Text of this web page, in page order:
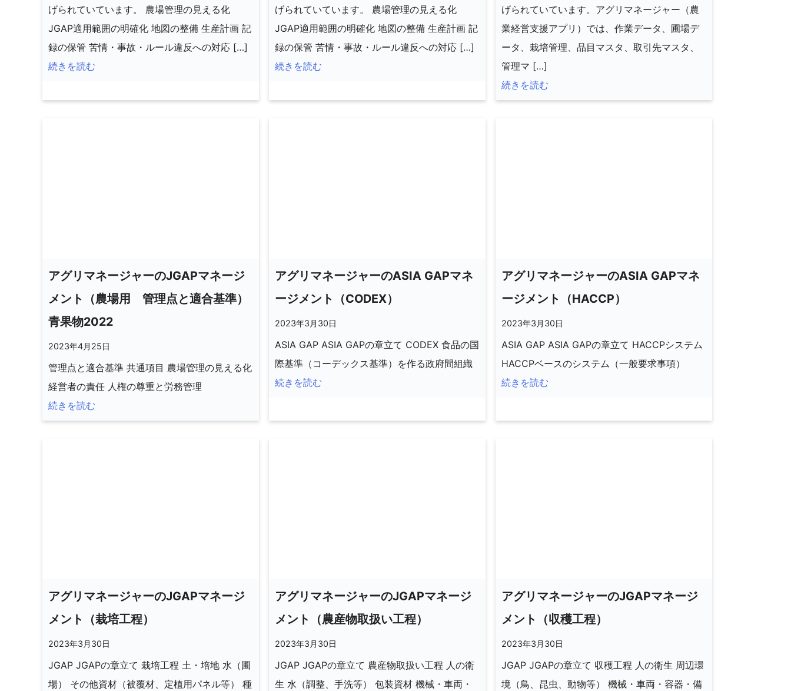
げられていています。 農場管理の見える化
JGAP適用範囲の明確化 地図の整備 生産計画 記
録の保管 苦情・事故・ルール違反への対応 […]
続きを読む
げられていています。 農場管理の見える化
JGAP適用範囲の明確化 地図の整備 生産計画 記
録の保管 苦情・事故・ルール違反への対応 […]
続きを読む
げられていています。アグリマネージャー（農
業経営支援アプリ）では、作業データ、圃場デ
ータ、栽培管理、品目マスタ、取引先マスタ、
管理マ […]
続きを読む
アグリマネージャーのJGAPマネージ
メント（農場用 管理点と適合基準）
青果物2022
2023年4月25日
管理点と適合基準 共通項目 農場管理の見える化
経営者の責任 人権の尊重と労務管理
続きを読む
アグリマネージャーのASIA GAPマネ
ージメント（CODEX）
2023年3月30日
ASIA GAP ASIA GAPの章立て CODEX 食品の国
際基準（コーデックス基準）を作る政府間組織
続きを読む
アグリマネージャーのASIA GAPマネ
ージメント（HACCP）
2023年3月30日
ASIA GAP ASIA GAPの章立て HACCPシステム
HACCPベースのシステム（一般要求事項）
続きを読む
アグリマネージャーのJGAPマネージ
メント（栽培工程）
2023年3月30日
JGAP JGAPの章立て 栽培工程 土・培地 水（圃
場） その他資材（被覆材、定植用パネル等） 種
アグリマネージャーのJGAPマネージ
メント（農産物取扱い工程）
2023年3月30日
JGAP JGAPの章立て 農産物取扱い工程 人の衛
生 水（調整、手洗等） 包装資材 機械・車両・
アグリマネージャーのJGAPマネージ
メント（収穫工程）
2023年3月30日
JGAP JGAPの章立て 収穫工程 人の衛生 周辺環
境（鳥、昆虫、動物等） 機械・車両・容器・備